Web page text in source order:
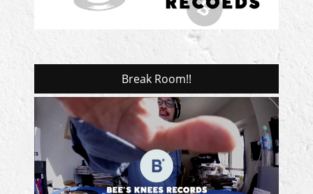
Break Room!!